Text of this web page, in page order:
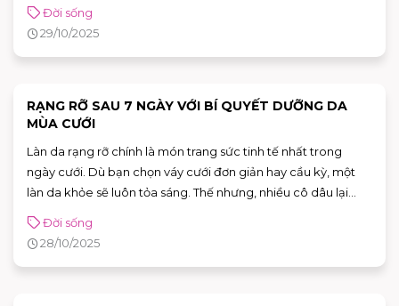
Đời sống
29/10/2025
RẠNG RỠ SAU 7 NGÀY VỚI BÍ QUYẾT DƯỠNG DA
MÙA CƯỚI
Làn da rạng rỡ chính là món trang sức tinh tế nhất trong
ngày cưới. Dù bạn chọn váy cưới đơn giản hay cầu kỳ, một
làn da khỏe sẽ luôn tỏa sáng. Thế nhưng, nhiều cô dâu lại
điểm chuẩn bị lễ cưới là lúc làn da cần được nâng niu nhất.
Chỉ với quy trình chăm sóc da 7 ngày nhẹ nhàng. Bạn vẫn có
Đời sống
28/10/2025